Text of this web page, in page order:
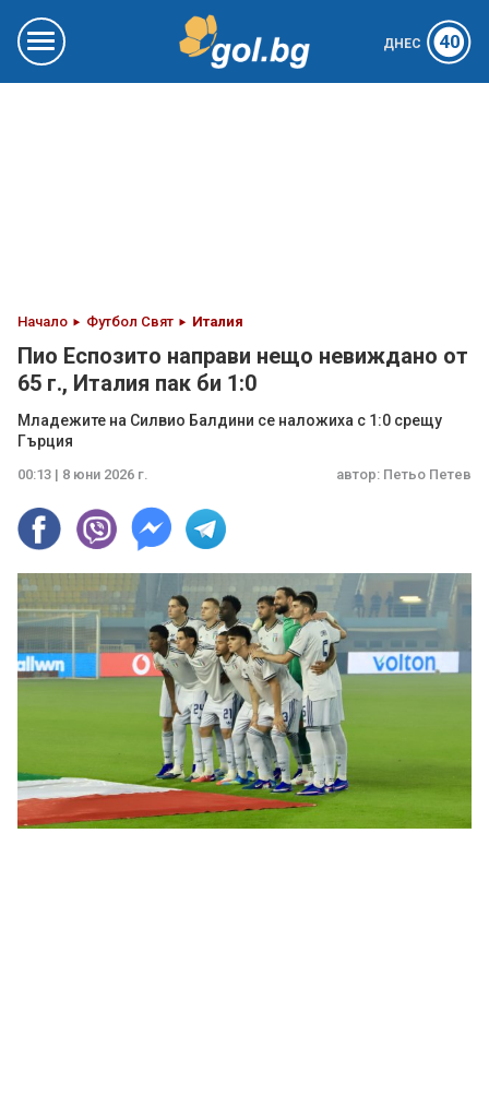
ДНЕС 40
Начало Футбол Свят Италия
Пио Еспозито направи нещо невиждано от
65 г., Италия пак би 1:0
Младежите на Силвио Балдини се наложиха с 1:0 срещу
Гърция
00:13 | 8 юни 2026 г. автор: Петьо Петев